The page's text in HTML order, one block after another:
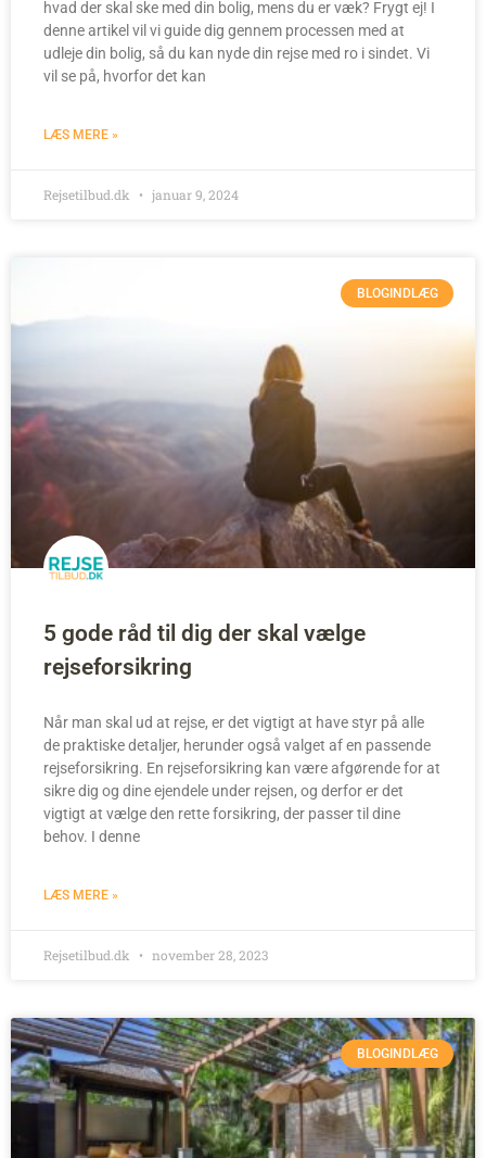
hvad der skal ske med din bolig, mens du er væk? Frygt ej! I
denne artikel vil vi guide dig gennem processen med at
udleje din bolig, så du kan nyde din rejse med ro i sindet. Vi
vil se på, hvorfor det kan
LÆS MERE »
Rejsetilbud.dk januar 9, 2024
BLOGINDLÆG
5 gode råd til dig der skal vælge
rejseforsikring
Når man skal ud at rejse, er det vigtigt at have styr på alle
de praktiske detaljer, herunder også valget af en passende
rejseforsikring. En rejseforsikring kan være afgørende for at
sikre dig og dine ejendele under rejsen, og derfor er det
vigtigt at vælge den rette forsikring, der passer til dine
behov. I denne
LÆS MERE »
Rejsetilbud.dk november 28, 2023
BLOGINDLÆG